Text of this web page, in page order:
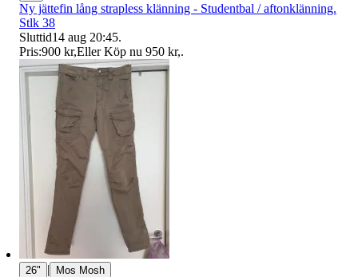
Ny jättefin lång strapless klänning - Studentbal / aftonklänning.
Stlk 38
Sluttid14 aug 20:45.
Pris:900 kr,Eller Köp nu 950 kr,.
26" | Mos Mosh